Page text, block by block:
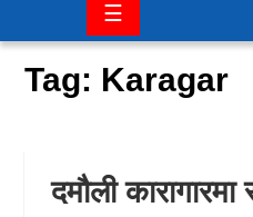
कला/
बजार
☰
Tag: Karagar
दमौली